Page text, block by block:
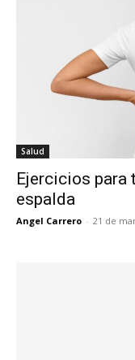
Salud
Ejercicios para
espalda
Angel Carrero - 21 de